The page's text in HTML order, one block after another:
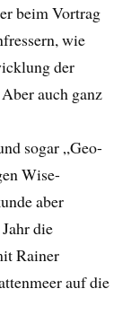
beim Vortrag
wie
der
auch ganz
sogar „Geo-
Wise-
aber
die
Rainer
auf die